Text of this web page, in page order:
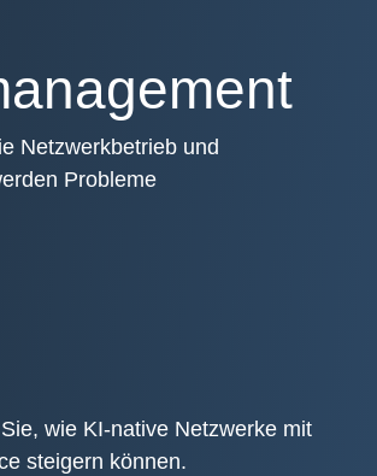
Netzwerkbetrieb und
Probleme
wie KI-native Netzwerke mit
steigern können.